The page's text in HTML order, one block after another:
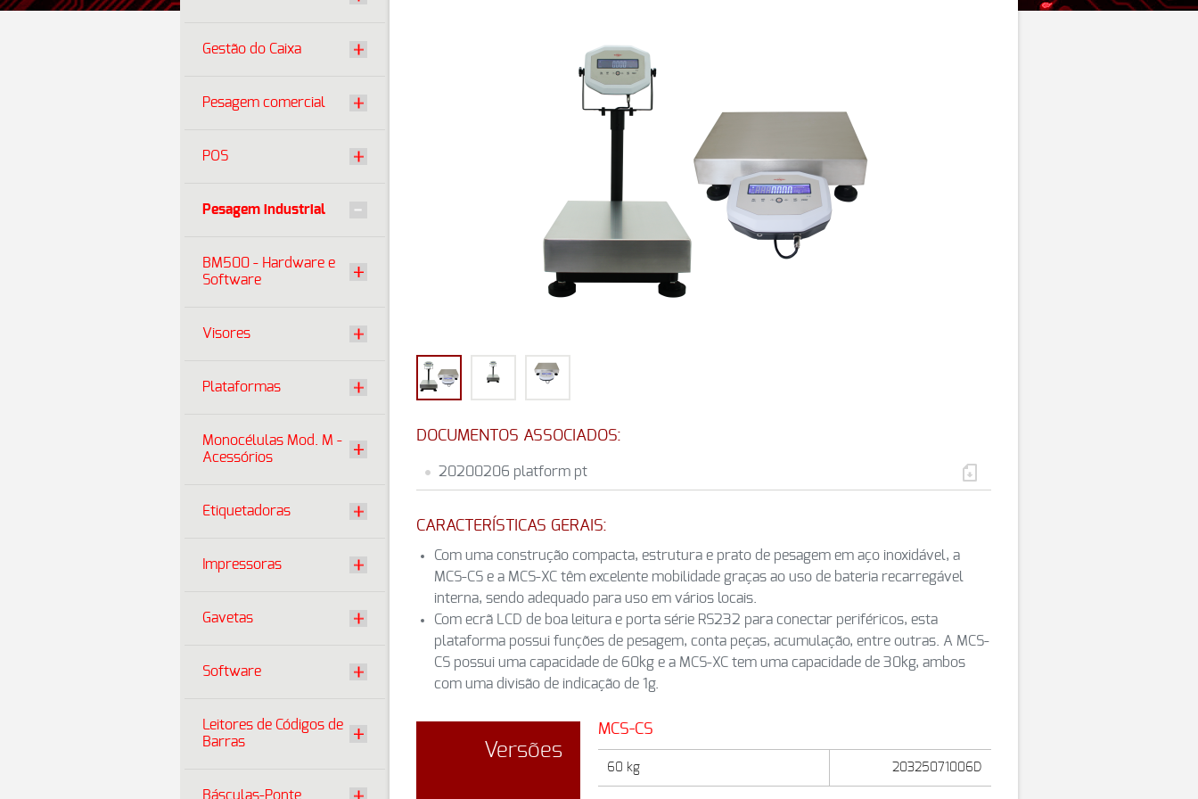
Gestão do Caixa
Pesagem comercial
POS
Pesagem industrial
BM500 - Hardware e
Software
Visores
Plataformas
Monocélulas Mod. M -
Acessórios
Etiquetadoras
Impressoras
Gavetas
Software
Leitores de Códigos de
Barras
Básculas-Ponte
DOCUMENTOS ASSOCIADOS:
20200206 platform pt
CARACTERÍSTICAS GERAIS:
Com uma construção compacta, estrutura e prato de pesagem em aço inoxidável, a
MCS-CS e a MCS-XC têm excelente mobilidade graças ao uso de bateria recarregável
interna, sendo adequado para uso em vários locais.
Com ecrã LCD de boa leitura e porta série RS232 para conectar periféricos, esta
plataforma possui funções de pesagem, conta peças, acumulação, entre outras. A MCS-
CS possui uma capacidade de 60kg e a MCS-XC tem uma capacidade de 30kg, ambos
com uma divisão de indicação de 1g.
Versões
MCS-CS
60 kg 20325071006D